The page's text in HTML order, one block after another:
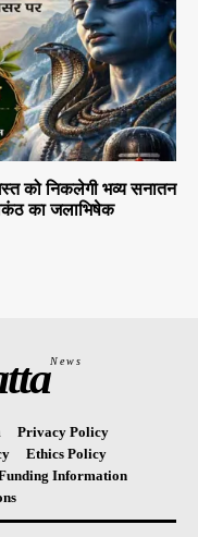
को निकलेगी भव्य सनातन
का जलाभिषेक
News
Privacy Policy
Ethics Policy
Information